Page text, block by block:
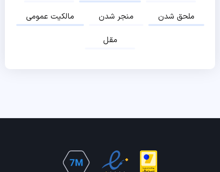
مالکیت عمومی
منجر شدن
ملحق شدن
مقل